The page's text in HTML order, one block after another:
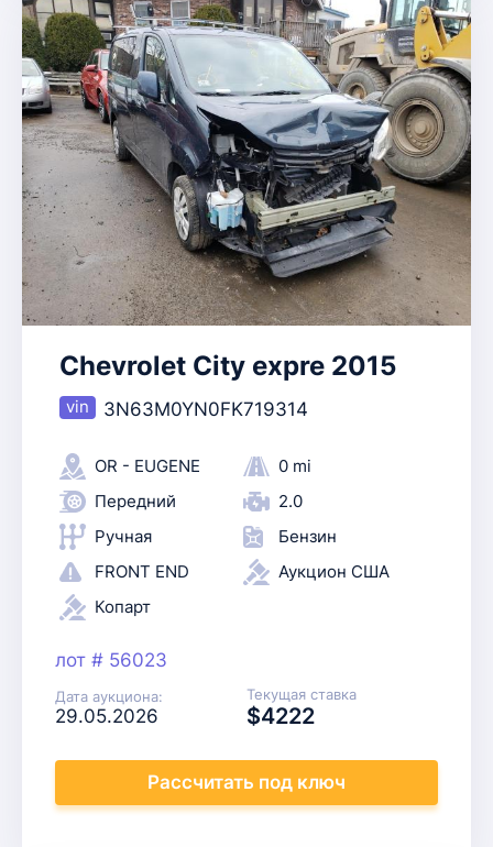
Chevrolet City expre 2015
3N63M0YN0FK719314
OR - EUGENE
0 mi
Передний
2.0
Ручная
Бензин
FRONT END
Аукцион США
Копарт
лот # 56023
Дата аукциона:
29.05.2026
Текущая ставка
$4222
Рассчитать под ключ